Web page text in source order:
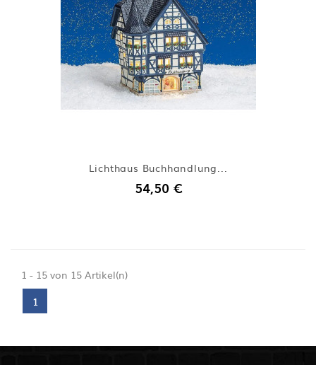
Lichthaus Buchhandlung...
54,50 €
1 - 15 von 15 Artikel(n)
1